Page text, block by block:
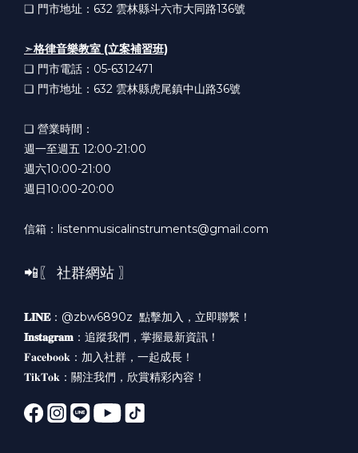
❏ 門市地址：632 雲林縣斗六市大同路136號
➣格律音樂教室 (立案補習班)
❏ 門市電話：05-6312471
❏ 門市地址：632 雲林縣虎尾鎮中山路36號
❏ 營業時間：
週一至週五 12:00-21:00
週六10:00-21:00
週日10:00-20:00
信箱：listenmusicalinstruments@gmail.com
📲〖 社群網站 〗
𝐋𝐈𝐍𝐄：@zbw6890z 點擊加入，立即聯繫！
𝐈𝐧𝐬𝐭𝐚𝐠𝐫𝐚𝐦 ： 追蹤我們，掌握最新資訊！
𝐅𝐚𝐜𝐞𝐛𝐨𝐨𝐤： 加入社群，一起成長！
𝐓𝐢𝐤𝐓𝐨𝐤： 關注我們，欣賞精彩內容！